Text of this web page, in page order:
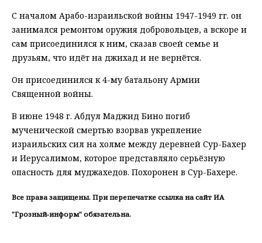
С началом Арабо-израильской войны 1947-1949 гг. он
занимался ремонтом оружия добровольцев, а вскоре и
сам присоединился к ним, сказав своей семье и
друзьям, что идёт на джихад и не вернётся.
Он присоединился к 4-му батальону Армии
Священной войны.
В июне 1948 г. Абдул Маджид Бино погиб
мученической смертью взорвав укрепление
израильских сил на холме между деревней Сур-Бахер
и Иерусалимом, которое представляло серьёзную
опасность для муджахедов. Похоронен в Сур-Бахере.
Все права защищены. При перепечатке ссылка на сайт ИА
"Грозный-информ" обязательна.